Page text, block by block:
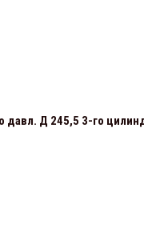
давл. Д 245,5 3-го